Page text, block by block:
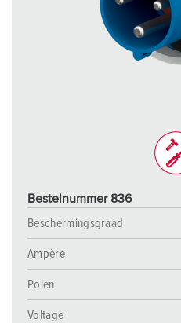
Bestelnummer 836
Beschermingsgraad
Ampère
Polen
Voltage